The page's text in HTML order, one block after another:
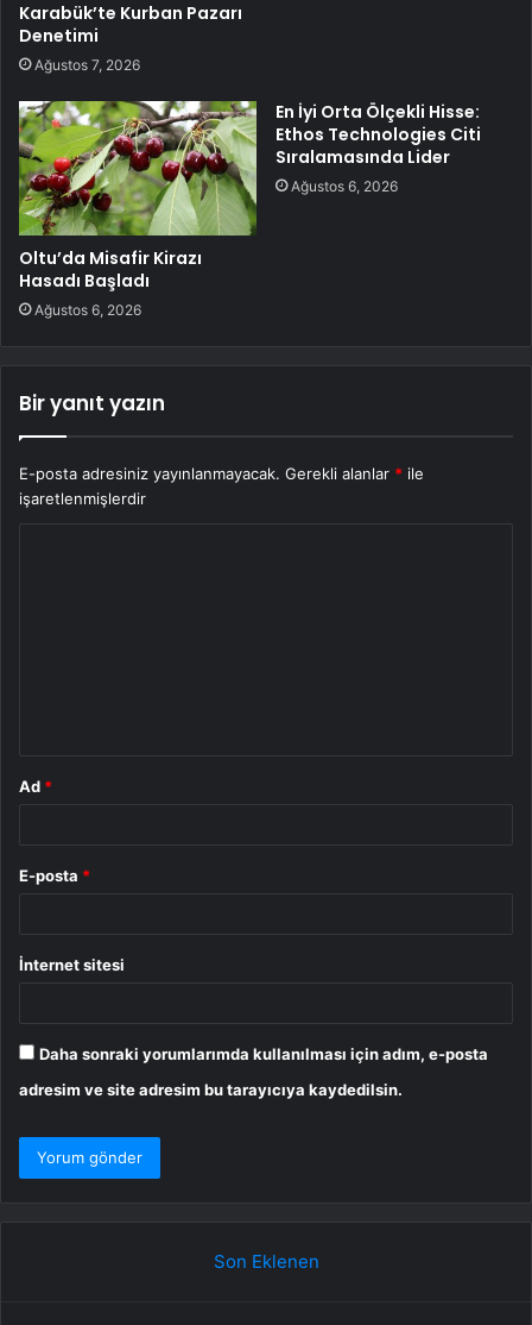
Karabük’te Kurban Pazarı
Denetimi
Ağustos 7, 2026
Oltu’da Misafir Kirazı
Hasadı Başladı
Ağustos 6, 2026
En İyi Orta Ölçekli Hisse:
Ethos Technologies Citi
Sıralamasında Lider
Ağustos 6, 2026
Bir yanıt yazın
E-posta adresiniz yayınlanmayacak. Gerekli alanlar * ile
işaretlenmişlerdir
Ad *
E-posta *
İnternet sitesi
Daha sonraki yorumlarımda kullanılması için adım, e-posta
adresim ve site adresim bu tarayıcıya kaydedilsin.
Son Eklenen